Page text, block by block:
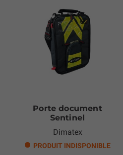
Porte document
Sentinel
Dimatex
PRODUIT INDISPONIBLE